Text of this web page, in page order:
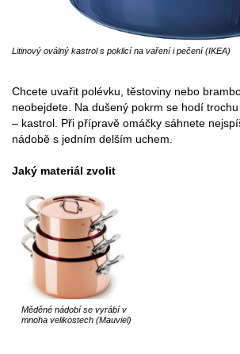
Litinový oválný kastrol s poklicí na vaření i pečení (IKEA)
Chcete uvařit polévku, těstoviny nebo
neobejdete. Na dušený pokrm se hodí
– kastrol. Při přípravě omáčky sáhnete
nádobě s jedním delším uchem.
Jaký materiál zvolit
Měděné nádobí se vyrábí v
mnoha velikostech (Mauviel)